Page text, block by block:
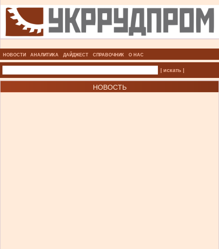
НОВОСТИ АНАЛИТИКА ДАЙДЖЕСТ СПРАВОЧНИК О НАС
| искать |
НОВОСТЬ